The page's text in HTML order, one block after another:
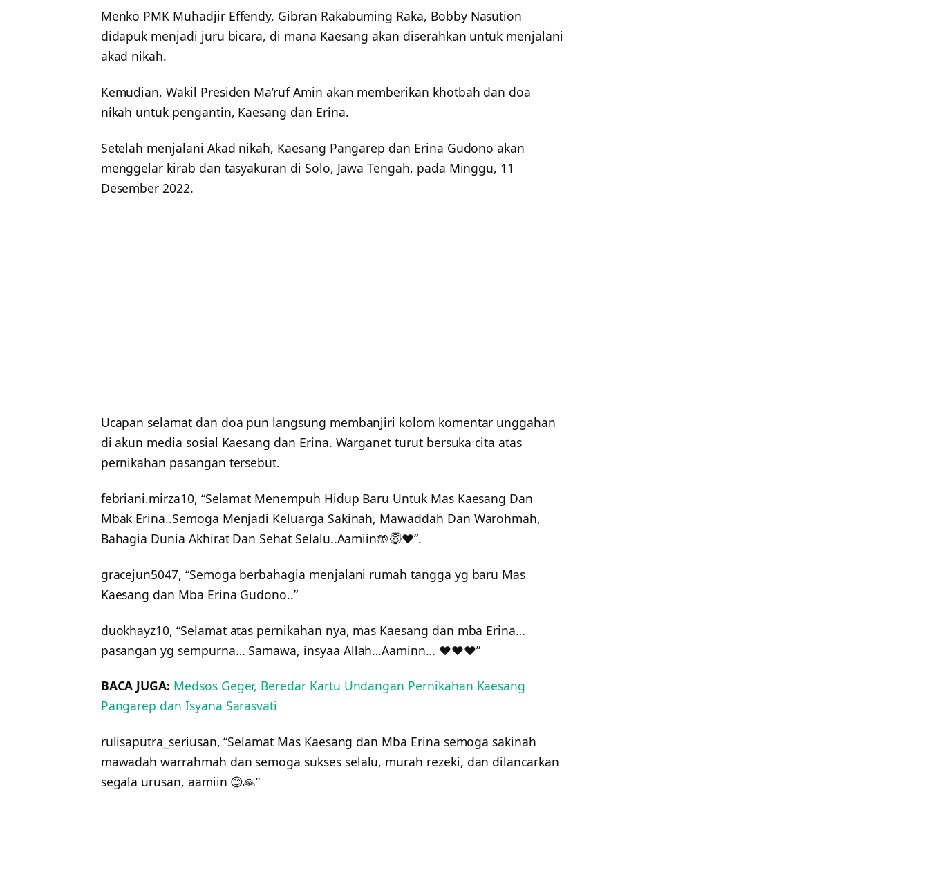
Menko PMK Muhadjir Effendy, Gibran Rakabuming Raka, Bobby Nasution
didapuk menjadi juru bicara, di mana Kaesang akan diserahkan untuk menjalani
akad nikah.
Kemudian, Wakil Presiden Ma’ruf Amin akan memberikan khotbah dan doa
nikah untuk pengantin, Kaesang dan Erina.
Setelah menjalani Akad nikah, Kaesang Pangarep dan Erina Gudono akan
menggelar kirab dan tasyakuran di Solo, Jawa Tengah, pada Minggu, 11
Desember 2022.
Ucapan selamat dan doa pun langsung membanjiri kolom komentar unggahan
di akun media sosial Kaesang dan Erina. Warganet turut bersuka cita atas
pernikahan pasangan tersebut.
febriani.mirza10, “Selamat Menempuh Hidup Baru Untuk Mas Kaesang Dan
Mbak Erina..Semoga Menjadi Keluarga Sakinah, Mawaddah Dan Warohmah,
Bahagia Dunia Akhirat Dan Sehat Selalu..Aamiin🤲😇❤”.
gracejun5047, “Semoga berbahagia menjalani rumah tangga yg baru Mas
Kaesang dan Mba Erina Gudono..”
duokhayz10, “Selamat atas pernikahan nya, mas Kaesang dan mba Erina…
pasangan yg sempurna… Samawa, insyaa Allah…Aaminn… ❤️❤️❤️”
BACA JUGA: Medsos Geger, Beredar Kartu Undangan Pernikahan Kaesang
Pangarep dan Isyana Sarasvati
rulisaputra_seriusan, “Selamat Mas Kaesang dan Mba Erina semoga sakinah
mawadah warrahmah dan semoga sukses selalu, murah rezeki, dan dilancarkan
segala urusan, aamiin 😊🙏”